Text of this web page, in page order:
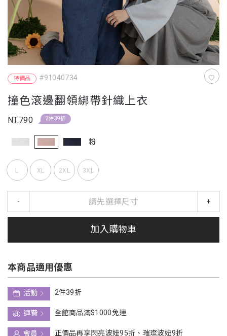
特價品 #91040734
撞色滾邊翻領綁帶針織上衣
NT.790 2件39折
粉
L XL 2XL 3XL
請先選擇尺寸
- +
加入購物車
本商品適用優惠
活動
2件39折
運費
全館商品滿$1000免運
會員
正價品再享閃亮波妞95折、璀璨波妞9折